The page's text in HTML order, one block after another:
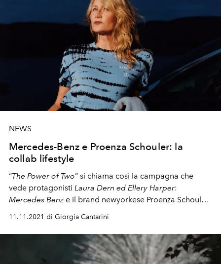
NEWS
Mercedes-Benz e Proenza Schouler: la
collab lifestyle
“The Power of Two” si chiama così la campagna che
vede protagonisti Laura Dern ed Ellery Harper:
Mercedes Benz e il brand newyorkese Proenza Schouler
collaborano verso una nuova esperienza nel luxury
fashion e nella moda responsabile
11.11.2021 di Giorgia Cantarini